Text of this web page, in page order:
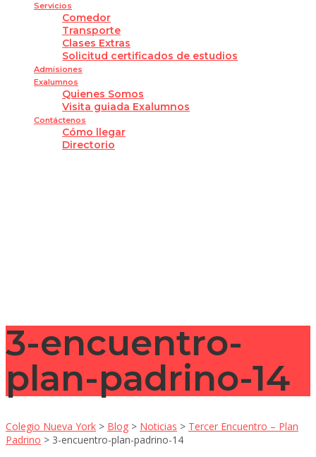
Servicios
Comedor
Transporte
Clases Extras
Solicitud certificados de estudios
Admisiones
Exalumnos
Quienes Somos
Visita guiada Exalumnos
Contáctenos
Cómo llegar
Directorio
3-encuentro-
plan-padrino-14
Colegio Nueva York > Blog > Noticias > Tercer Encuentro – Plan
Padrino > 3-encuentro-plan-padrino-14